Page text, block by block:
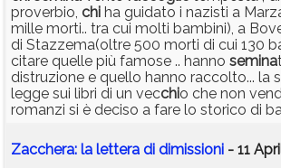
proverbio, chi ha guidato i nazisti a
mille morti.. tra cui molti bambini), a
di Stazzema(oltre 500 morti di cui 130
citare quelle più famose .. hanno semina
distruzione e quello hanno raccolto... la
legge sui libri di un vecchio che non
romanzi si è deciso a fare lo storico di
Zacchera: la lettera di dimissioni - 11